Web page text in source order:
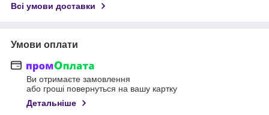
Всі умови доставки
Умови оплати
Ви отримаєте замовлення
або гроші повернуться на вашу картку
Детальніше